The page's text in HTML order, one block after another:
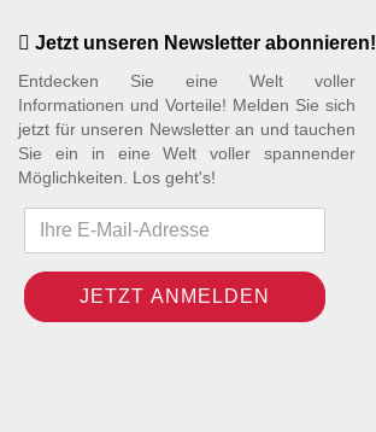
Jetzt unseren Newsletter abonnieren!
Entdecken Sie eine Welt voller
Informationen und Vorteile! Melden Sie sich
jetzt für unseren Newsletter an und tauchen
Sie ein in eine Welt voller spannender
Möglichkeiten. Los geht's!